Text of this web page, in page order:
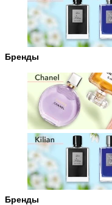
Бренды
Бренды